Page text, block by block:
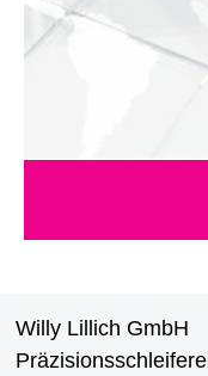
Willy Lillich GmbH